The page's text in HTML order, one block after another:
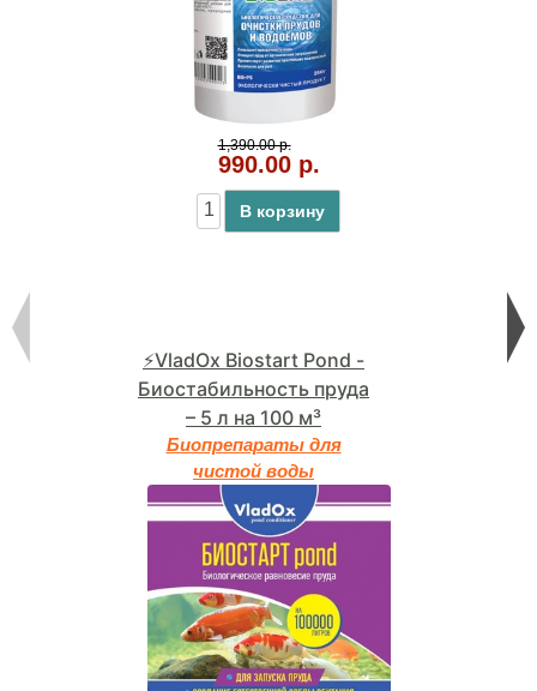
1,390.00 р.
990.00 р.
В корзину
⚡VladOx Biostart Pond -
Биостабильность пруда
– 5 л на 100 м³
Биопрепараты для
чистой воды